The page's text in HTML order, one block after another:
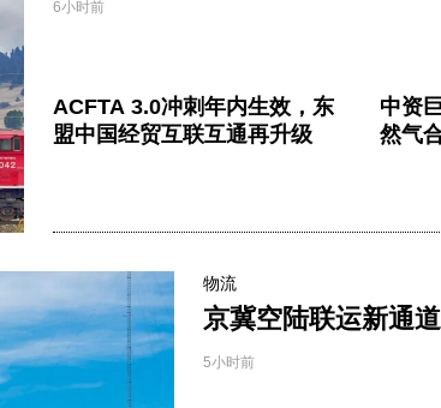
6小时前
ACFTA 3.0冲刺年内生效，东
盟中国经贸互联互通再升级
中资
然气
物流
京冀空陆联运新通
5小时前